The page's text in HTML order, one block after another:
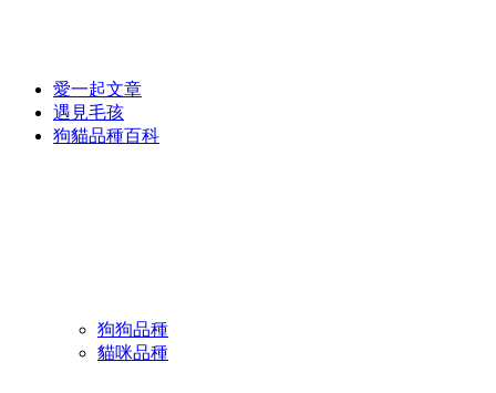
愛一起文章
遇見毛孩
狗貓品種百科
狗狗品種
貓咪品種